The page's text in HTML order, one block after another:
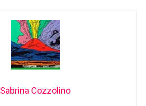
Sabrina Cozzolino